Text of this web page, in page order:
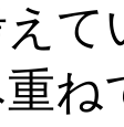
て
ね